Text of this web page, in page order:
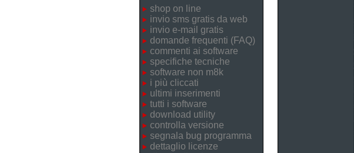
shop on line
invio sms gratis da web
invio e-mail gratis
domande frequenti (FAQ)
commenti ai software
specifiche tecniche
software non m8k
i più cliccati
ultimi inserimenti
tutti i software
download utility
controlla versione
segnala bug programma
dettaglio licenze